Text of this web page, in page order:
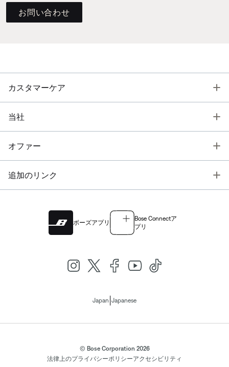
お問い合わせ
カスタマーケア
当社
オファー
追加のリンク
ボーズアプリ
Bose Connectア
プリ
Japan Japanese
© Bose Corporation 2026
法律上のプライバシーポリシーアクセシビリティ